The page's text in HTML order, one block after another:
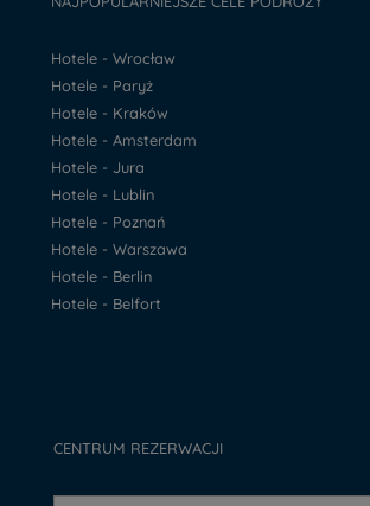
Hotele - Wrocław
Hotele - Paryż
Hotele - Kraków
Hotele - Amsterdam
Hotele - Jura
Hotele - Lublin
Hotele - Poznań
Hotele - Warszawa
Hotele - Berlin
Hotele - Belfort
CENTRUM REZERWACJI